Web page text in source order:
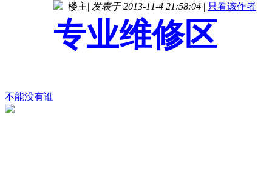
不能没有谁
楼主| 发表于 2013-11-4 21:58:04 | 只看该作者
专业维修区